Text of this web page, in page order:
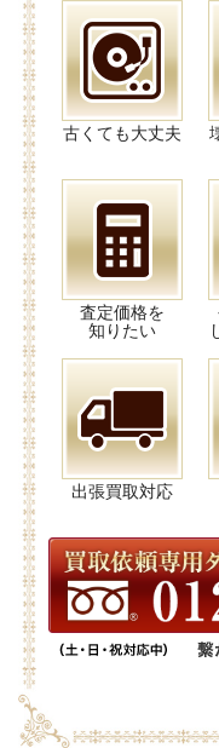
古くても大丈夫
査定価格を
知りたい
出張買取対応